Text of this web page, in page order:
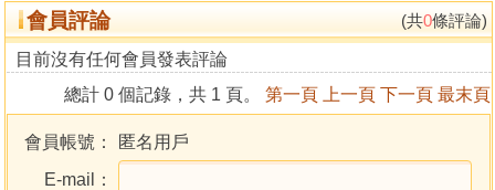
會員評論 (共0條評論)
目前沒有任何會員發表評論
總計 0 個記錄，共 1 頁。 第一頁 上一頁 下一頁 最末頁
會員帳號：
匿名用戶
E-mail：